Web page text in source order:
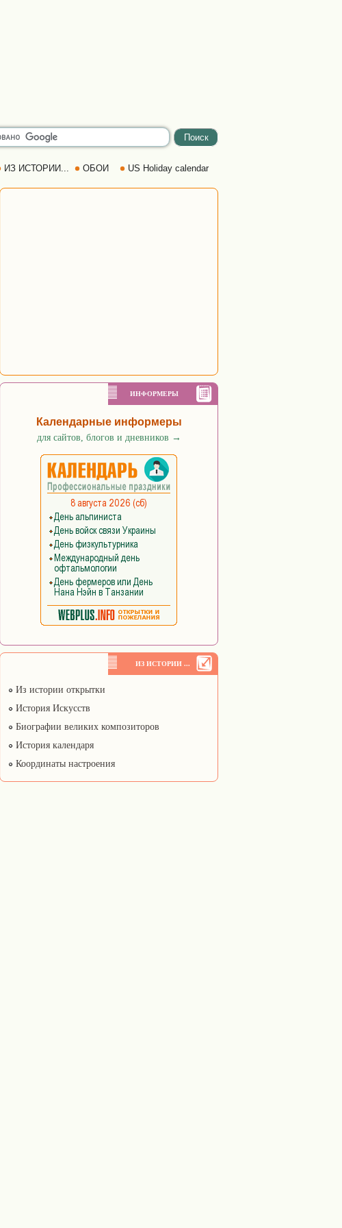
ИЗ ИСТОРИИ... ОБОИ US Holiday calendar
ИНФОРМЕРЫ
Календарные информеры
для сайтов, блогов и дневников →
ИЗ ИСТОРИИ ...
Из истории открытки
История Искусств
Биографии великих композиторов
История календаря
Координаты настроения